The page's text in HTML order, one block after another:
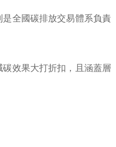
全國碳排放交易體系負責
效果大打折扣，且涵蓋層